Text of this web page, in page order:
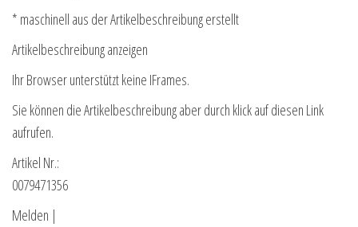
* maschinell aus der Artikelbeschreibung erstellt
Artikelbeschreibung anzeigen
Ihr Browser unterstützt keine IFrames.
Sie können die Artikelbeschreibung aber durch klick auf diesen Link
aufrufen.
Artikel Nr.:
0079471356
Melden |